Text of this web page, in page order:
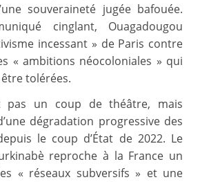
souveraineté jugée bafouée.
cinglant, Ouagadougou
incessant » de Paris contre
« ambitions néocoloniales » qui
tolérées.
pas un coup de théâtre, mais
dégradation progressive des
le coup d’État de 2022. Le
reproche à la France un
« réseaux subversifs » et une